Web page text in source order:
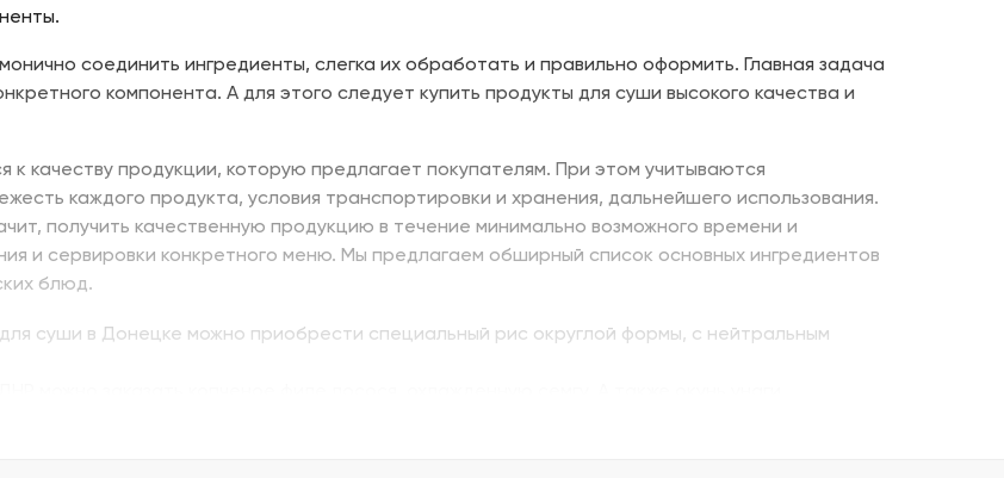
соединить ингредиенты, слегка их обработать и правильно оформить. Главная задача
компонента. А для этого следует купить продукты для суши высокого качества и
качеству продукции, которую предлагает покупателям. При этом учитываются
каждого продукта, условия транспортировки и хранения, дальнейшего использования.
получить качественную продукцию в течение минимально возможного времени и
и сервировки конкретного меню. Мы предлагаем обширный список основных ингредиентов
блюд.
суши в Донецке можно приобрести специальный рис округлой формы, с нейтральным
можно заказать копченое филе лосося, охлажденную семгу. А также окунь унаги,
– вкусный и питательный. Стружка тунца бонито – для последнего штриха к оформлению.